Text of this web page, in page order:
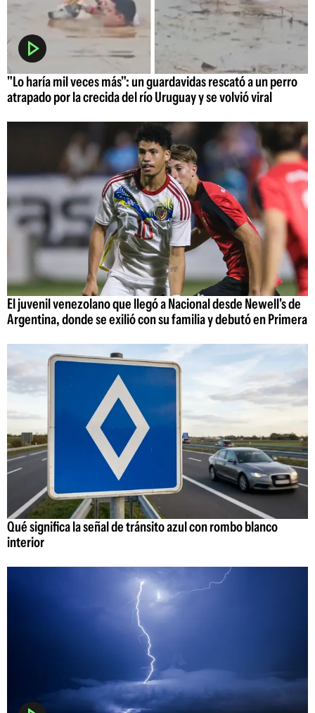
"Lo haría mil veces más": un guardavidas rescató a un perro
atrapado por la crecida del río Uruguay y se volvió viral
El juvenil venezolano que llegó a Nacional desde Newell's de
Argentina, donde se exilió con su familia y debutó en Primera
Qué significa la señal de tránsito azul con rombo blanco
interior